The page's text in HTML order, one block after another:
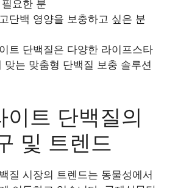
요한 분
단백 영양을 보충하고 싶은 분
트 단백질은 다양한 라이프스타
맞는 맞춤형 단백질 보충 솔루션
이트 단백질의
및 트렌드
질 시장의 트렌드는 동물성에서